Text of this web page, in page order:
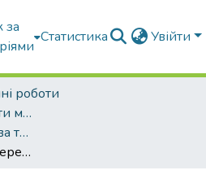
за
Статистика Увійти
роботи
Кваліфікаційні роботи магістрів
ОПП "Англійська мова та друга іноземна мова"
Актуальні виклики перекладацької діяльності у військовій царині: термінотворення та фонові знання